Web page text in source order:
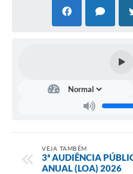
VEJA TAMBÉM
3ª AUDIÊNCIA
ANUAL (LOA) 2026